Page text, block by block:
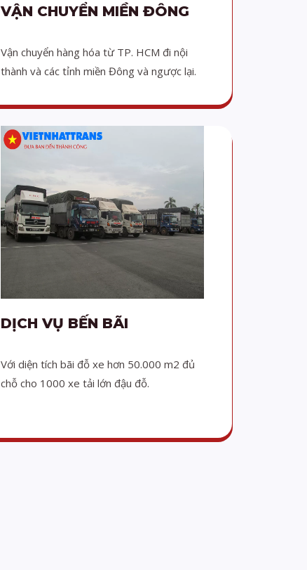
VẬN CHUYỂN MIỀN ĐÔNG
Vận chuyển hàng hóa từ TP. HCM đi nội
thành và các tỉnh miền Đông và ngược lại.
DỊCH VỤ BẾN BÃI
Với diện tích bãi đỗ xe hơn 50.000 m2 đủ
chỗ cho 1000 xe tải lớn đậu đỗ.